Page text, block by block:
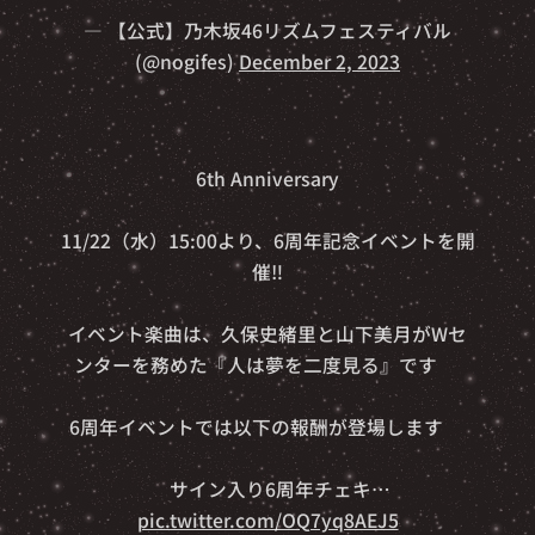
— 【公式】乃木坂46リズムフェスティバル
(@nogifes)December 2, 2023
✨🎊6th Anniversary🎊✨
11/22（水）15:00より、6周年記念イベントを開
催‼️
イベント楽曲は、久保史緒里と山下美月がWセ
ンターを務めた『人は夢を二度見る』です🎵
6周年イベントでは以下の報酬が登場します🎁
⭐️サイン入り6周年チェキ…
pic.twitter.com/OQ7yq8AEJ5